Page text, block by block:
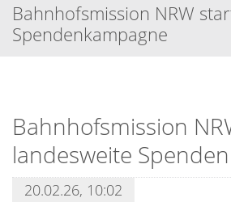
Bahnhofsmission NRW
Spendenkampagne
Bahnhofsmission
landesweite
20.02.26, 10:02